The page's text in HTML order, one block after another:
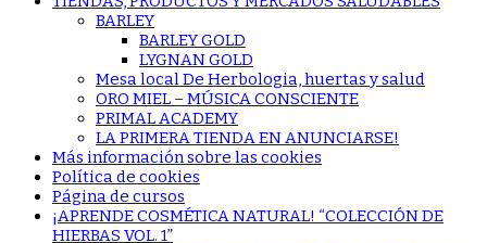
BARLEY
BARLEY GOLD
LYGNAN GOLD
Mesa local De Herbologia, huertas y salud
ORO MIEL – MÚSICA CONSCIENTE
PRIMAL ACADEMY
LA PRIMERA TIENDA EN ANUNCIARSE!
Más información sobre las cookies
Política de cookies
Página de cursos
¡APRENDE COSMÉTICA NATURAL! “COLECCIÓN DE
HIERBAS VOL. 1”